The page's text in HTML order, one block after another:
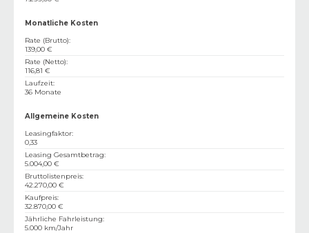
Monatliche Kosten
Rate (Brutto):
139,00 €
Rate (Netto):
116,81 €
Laufzeit:
36 Monate
Allgemeine Kosten
Leasingfaktor:
0,33
Leasing Gesamtbetrag:
5.004,00 €
Bruttolistenpreis:
42.270,00 €
Kaufpreis:
32.870,00 €
Jährliche Fahrleistung:
5.000 km/Jahr